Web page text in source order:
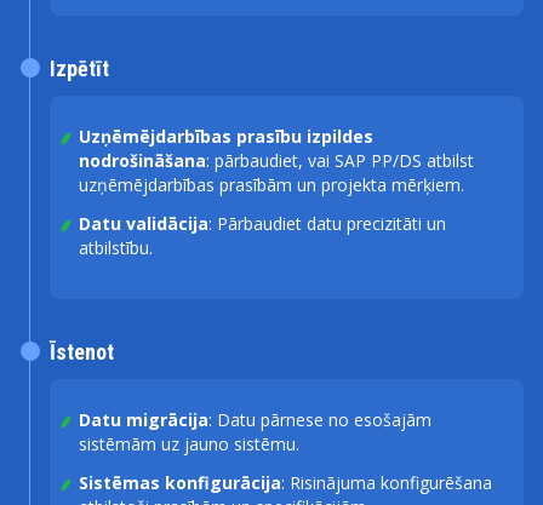
Uzņēmējdarbības prasību izpildes
nodrošināšana: pārbaudiet, vai SAP PP/DS atbilst
uzņēmējdarbības prasībām un projekta mērķiem.
Datu validācija: Pārbaudiet datu precizitāti un
atbilstību.
Izpētīt
Datu migrācija: Datu pārnese no esošajām
sistēmām uz jauno sistēmu.
Sistēmas konfigurācija: Risinājuma konfigurēšana
Īstenot